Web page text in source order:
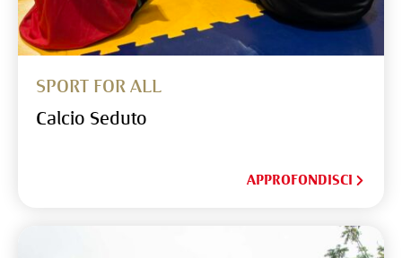
SPORT FOR ALL
Calcio Seduto
APPROFONDISCI